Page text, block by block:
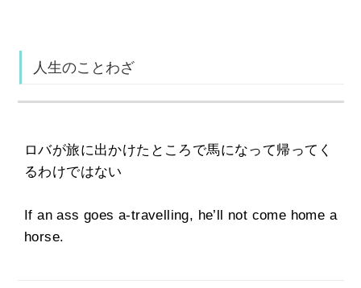
人生のことわざ
ロバが旅に出かけたところで馬になって帰ってく
るわけではない
If an ass goes a-travelling, he’ll not come home a
horse.